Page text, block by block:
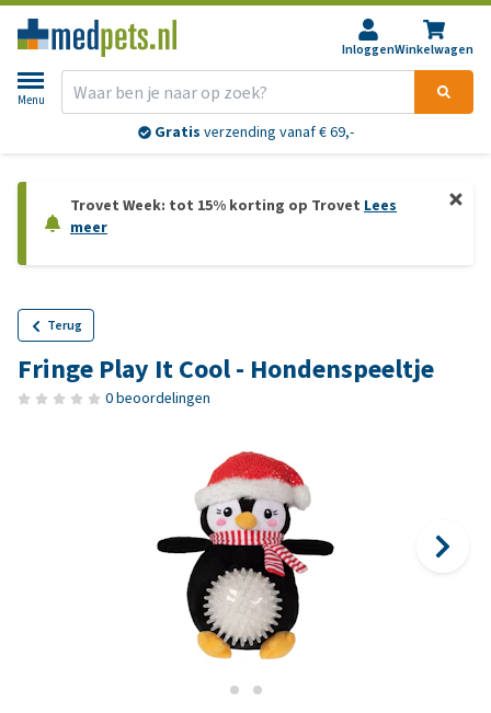
InloggenWinkelwagen
Menu
Gratis verzending vanaf € 69,-
Trovet Week: tot 15% korting op Trovet Lees
meer
Terug
Fringe Play It Cool - Hondenspeeltje
0 beoordelingen